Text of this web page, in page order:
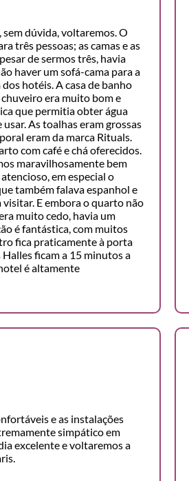
dúvida, voltaremos. O
três pessoas; as camas e as
de sermos três, havia
haver um sofá-cama para a
hotéis. A casa de banho
chuveiro era muito bom e
que permitia obter água
As toalhas eram grossas
eram da marca Rituals.
com café e chá oferecidos.
maravilhosamente bem
em especial o
também falava espanhol e
E embora o quarto não
muito cedo, havia um
é fantástica, com muitos
fica praticamente à porta
ficam a 15 minutos a
é altamente
e as instalações
simpático em
excelente e voltaremos a